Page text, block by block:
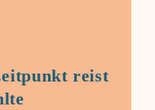
reist